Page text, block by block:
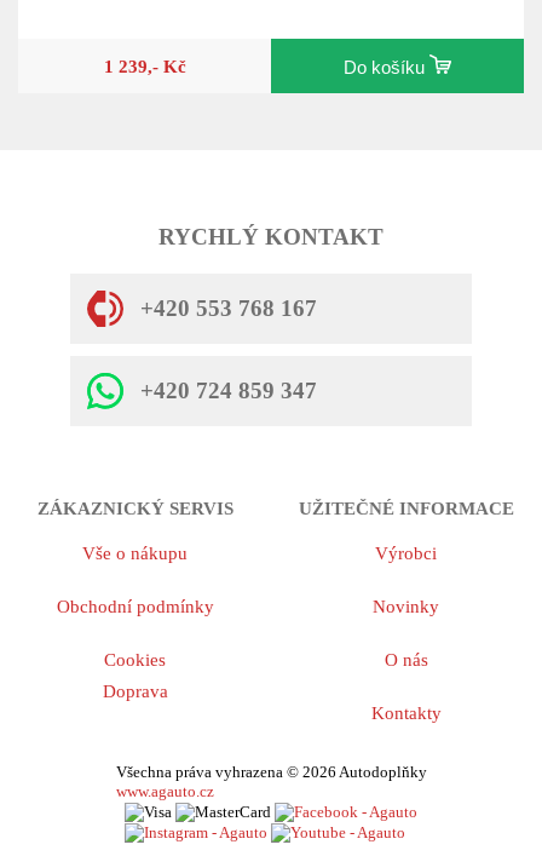
1 239,- Kč Do košíku
RYCHLÝ KONTAKT
+420 553 768 167
+420 724 859 347
ZÁKAZNICKÝ SERVIS
Vše o nákupu
Obchodní podmínky
Cookies
Doprava
UŽITEČNÉ INFORMACE
Výrobci
Novinky
O nás
Kontakty
Všechna práva vyhrazena © 2026 Autodoplňky
www.agauto.cz